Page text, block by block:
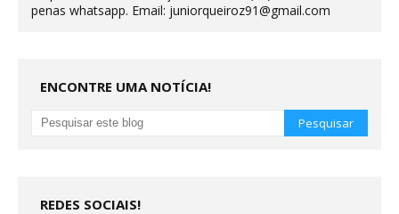
penas whatsapp. Email: juniorqueiroz91@gmail.com
ENCONTRE UMA NOTÍCIA!
REDES SOCIAIS!